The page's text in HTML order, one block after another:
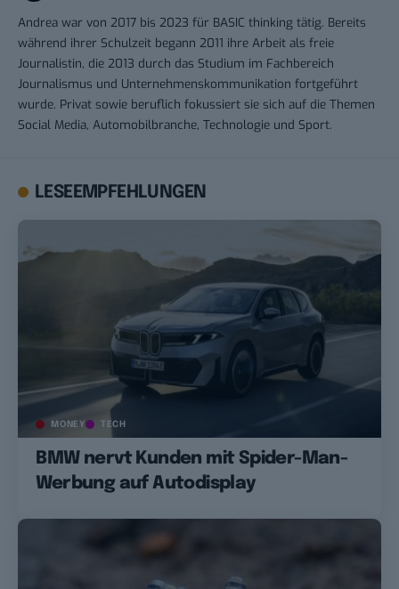
Andrea war von 2017 bis 2023 für BASIC thinking tätig. Bereits
während ihrer Schulzeit begann 2011 ihre Arbeit als freie
Journalistin, die 2013 durch das Studium im Fachbereich
Journalismus und Unternehmenskommunikation fortgeführt
wurde. Privat sowie beruflich fokussiert sie sich auf die Themen
Social Media, Automobilbranche, Technologie und Sport.
LESEEMPFEHLUNGEN
MONEY TECH
BMW nervt Kunden mit Spider-Man-
Werbung auf Autodisplay